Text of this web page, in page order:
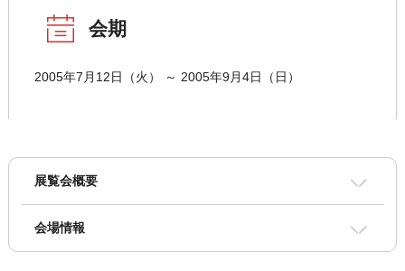
会期
2005年7月12日（火） ～ 2005年9月4日（日）
展覧会概要
会場情報